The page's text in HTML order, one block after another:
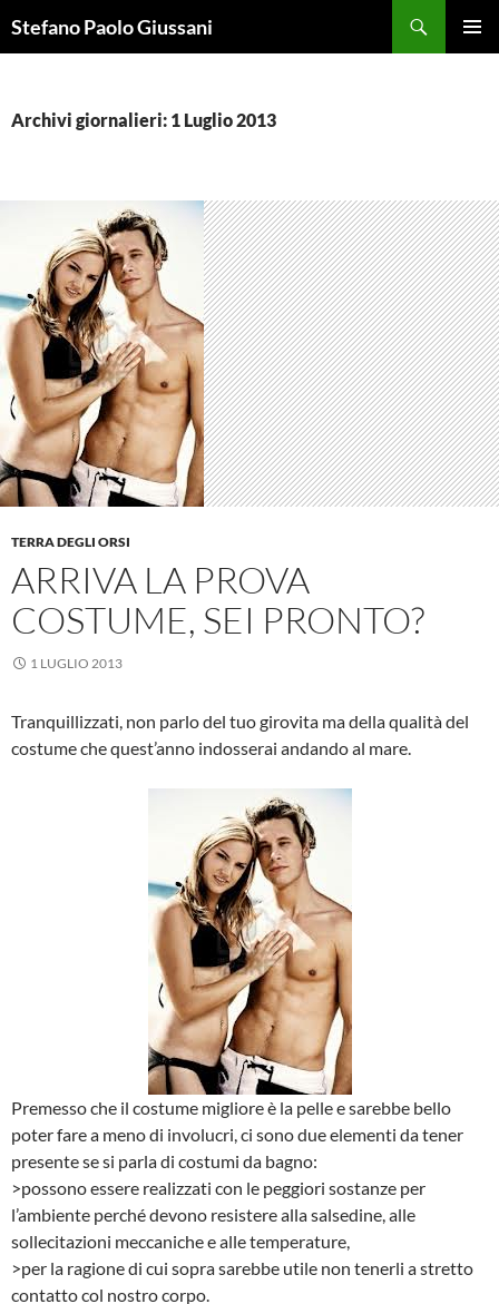
alStefano Paolo Giussani
Archivi giornalieri: 1 Luglio 2013
TERRA DEGLI ORSI
ARRIVA LA PROVA
COSTUME, SEI PRONTO?
1 LUGLIO 2013
Tranquillizzati, non parlo del tuo girovita ma della qualità del
costume che quest’anno indosserai andando al mare.
Premesso che il costume migliore è la pelle e sarebbe bello
poter fare a meno di involucri, ci sono due elementi da tener
presente se si parla di costumi da bagno:
>possono essere realizzati con le peggiori sostanze per
l’ambiente perché devono resistere alla salsedine, alle
sollecitazioni meccaniche e alle temperature,
>per la ragione di cui sopra sarebbe utile non tenerli a stretto
contatto col nostro corpo.